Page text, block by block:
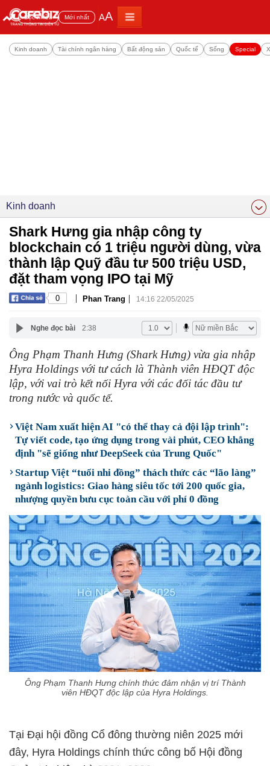
Đọc nhiều Mới nhất AA
Kinh doanh Tài chính ngân hàng Bất động sản Quốc tế Sống Special
Kinh doanh
Shark Hưng gia nhập công ty
blockchain có 1 triệu người dùng, vừa
thành lập Quỹ đầu tư 500 triệu USD,
đặt tham vọng IPO tại Mỹ
0 | Phan Trang | 14:16 22/05/2025
Nghe đọc bài 2:38
Ông Phạm Thanh Hưng (Shark Hưng) vừa gia nhập
Hyra Holdings với tư cách là Thành viên HĐQT độc
lập, với vai trò kết nối Hyra với các đối tác đầu tư
trong nước và quốc tế.
Việt Nam xuất hiện AI "có thể thay cả đội lập trình":
Tự viết code, tạo ứng dụng trong vài phút, CEO khẳng
định "sẽ giống như DeepSeek của Trung Quốc"
Startup Việt “tuổi nhi đồng” thách thức các “lão làng”
ngành logistics: Giao hàng siêu tốc tới 200 quốc gia,
nhượng quyền bưu cục toàn cầu với phí 0 đồng
Ông Phạm Thanh Hưng chính thức đảm nhận vị trí Thành
viên HĐQT độc lập của Hyra Holdings.
Tại Đại hội đồng Cổ đông thường niên 2025 mới
đây, Hyra Holdings chính thức công bố Hội đồng